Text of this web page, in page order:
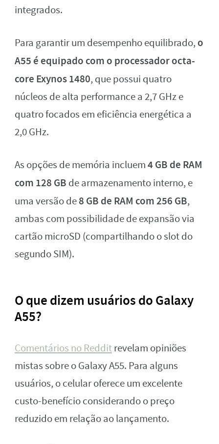
integrados.
Para garantir um desempenho equilibrado, o
A55 é equipado com o processador octa-
core Exynos 1480, que possui quatro
núcleos de alta performance a 2,7 GHz e
quatro focados em eficiência energética a
2,0 GHz.
As opções de memória incluem4 GB de RAM
com 128 GB de armazenamento interno, e
uma versão de8 GB de RAM com 256 GB,
ambas com possibilidade de expansão via
cartão microSD (compartilhando o slot do
segundo SIM).
O que dizem usuários do Galaxy
A55?
Comentários no Redditrevelam opiniões
mistas sobre o Galaxy A55. Para alguns
usuários, o celular oferece um excelente
custo-benefício considerando o preço
reduzido em relação ao lançamento.